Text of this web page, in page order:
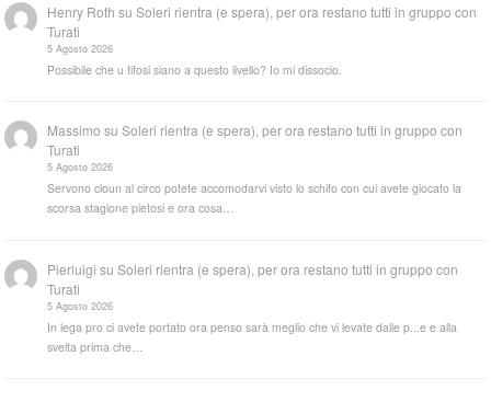
Henry Roth suSoleri rientra (e spera), per ora restano tutti in gruppo con
Turati
5 Agosto 2026
Possibile che u tifosi siano a questo livello? Io mi dissocio.
Massimo suSoleri rientra (e spera), per ora restano tutti in gruppo con
Turati
5 Agosto 2026
Servono cloun al circo potete accomodarvi visto lo schifo con cui avete giocato la
scorsa stagione pietosi e ora cosa…
Pierluigi suSoleri rientra (e spera), per ora restano tutti in gruppo con
Turati
5 Agosto 2026
In lega pro ci avete portato ora penso sarà meglio che vi levate dalle p...e e alla
svelta prima che…